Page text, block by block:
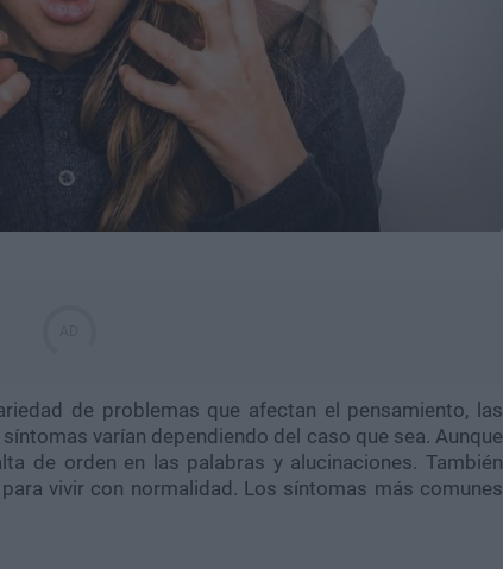
de problemas que afectan el pensamiento, las
varían dependiendo del caso que sea. Aunque
de orden en las palabras y alucinaciones. También
vivir con normalidad. Los síntomas más comunes